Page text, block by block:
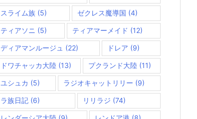
スライム族 (5) ゼクレス魔導国 (4)
ティアソニ (5) ティアマーメイド (12)
ディアマンルージュ (22) ドレア (9)
ドワチャッカ大陸 (13) プクランド大陸 (11)
ユシュカ (5) ラジオキャットリリー (9)
ラ族日記 (6) リリラジ (74)